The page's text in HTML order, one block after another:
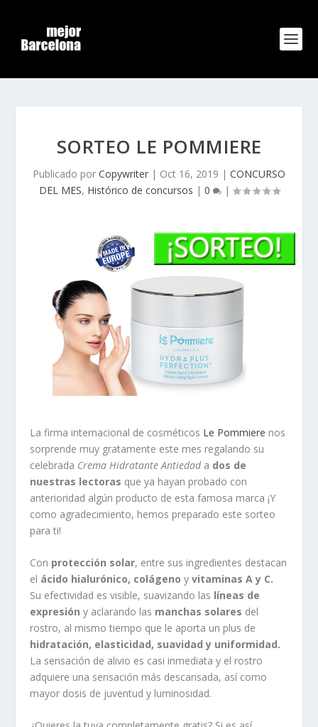
SORTEO LE POMMIERE
Publicado por Copywriter | Oct 16, 2019 | CONCURSO
DEL MES, Histórico de concursos | 0 |
La firma internacional de cosméticos Le Pommiere nos
sorprende muy gratamente este mes regalando su
celebrada Crema Hidratante Antiedada dos de
nuestras lectoras que ya hayan probado con
anterioridad algún producto de esta famosa marca ¡Y
como agradecimiento, hemos preparado este sorteo
para ti!
Con protección solar, entre sus ingredientes destacan
el ácido hialurónico, colágenoy vitaminas A y C.
Su efectividad es visible, suavizando las líneas de
expresión y aclarando las manchas solares del
rostro, al mismo tiempo que le aporta un plus de
hidratación, elasticidad, suavidad y uniformidad.
La sensación de alivio es casi inmediata y el rostro
adquiere una sensación más descansada, así como
mayor dosis de juventud y luminosidad.